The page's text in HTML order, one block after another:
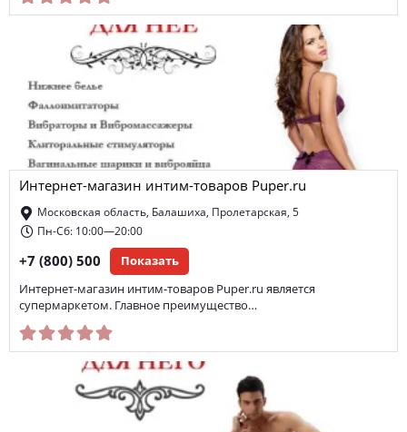
Интернет-магазин интим-товаров Puper.ru
Московская область, Балашиха, Пролетарская, 5
Пн-Сб: 10:00—20:00
+7 (800) 500 Показать
Интернет-магазин интим-товаров Puper.ru является
супермаркетом. Главное преимущество…